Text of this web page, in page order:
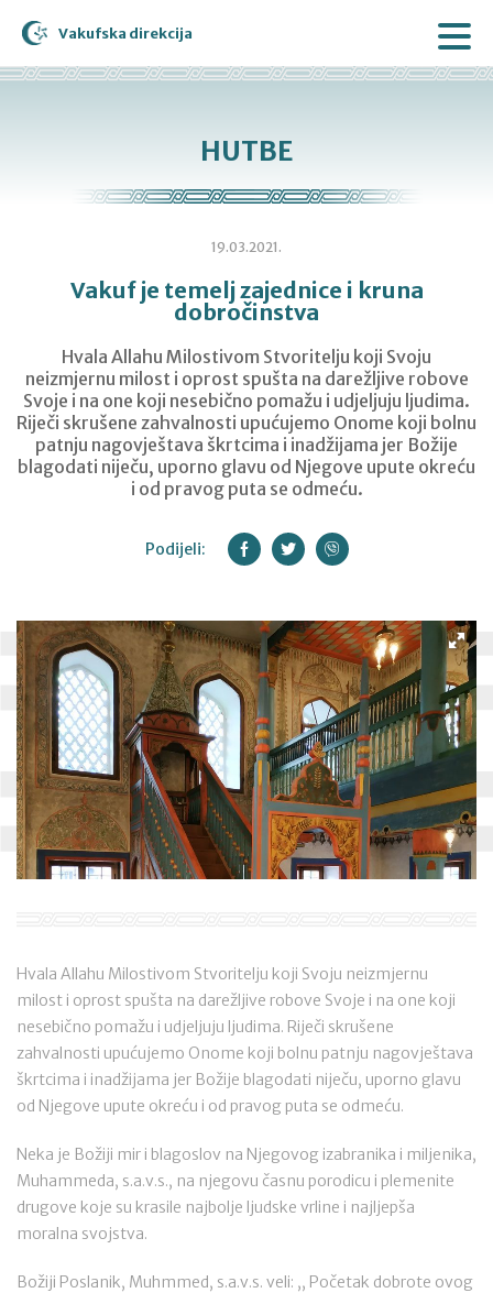
Vakufska direkcija
HUTBE
19.03.2021.
Vakuf je temelj zajednice i kruna
dobročinstva
Hvala Allahu Milostivom Stvoritelju koji Svoju
neizmjernu milost i oprost spušta na darežljive robove
Svoje i na one koji nesebično pomažu i udjeljuju ljudima.
Riječi skrušene zahvalnosti upućujemo Onome koji bolnu
patnju nagovještava škrtcima i inadžijama jer Božije
blagodati niječu, uporno glavu od Njegove upute okreću
i od pravog puta se odmeću.
Podijeli:
Hvala Allahu Milostivom Stvoritelju koji Svoju neizmjernu
milost i oprost spušta na darežljive robove Svoje i na one koji
nesebično pomažu i udjeljuju ljudima. Riječi skrušene
zahvalnosti upućujemo Onome koji bolnu patnju nagovještava
škrtcima i inadžijama jer Božije blagodati niječu, uporno glavu
od Njegove upute okreću i od pravog puta se odmeću.
Neka je Božiji mir i blagoslov na Njegovog izabranika i miljenika,
Muhammeda, s.a.v.s., na njegovu časnu porodicu i plemenite
drugove koje su krasile najbolje ljudske vrline i najljepša
moralna svojstva.
Božiji Poslanik, Muhmmed, s.a.v.s. veli: ,, Početak dobrote ovog